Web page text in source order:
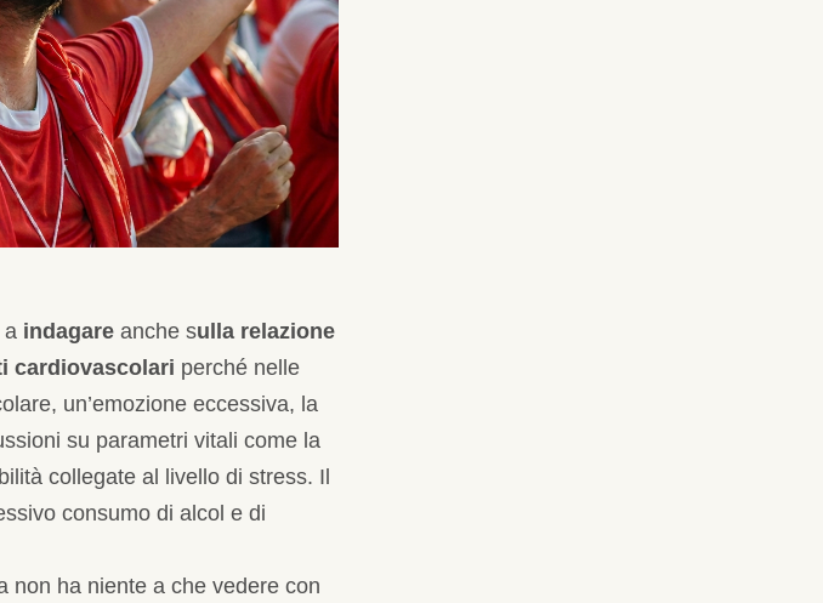
a indagare anche sulla relazione
cardiovascolari perché nelle
un’emozione eccessiva, la
su parametri vitali come la
collegate al livello di stress. Il
consumo di alcol e di
non ha niente a che vedere con